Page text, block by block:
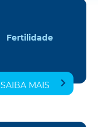
Fertilidade
SAIBA MAIS